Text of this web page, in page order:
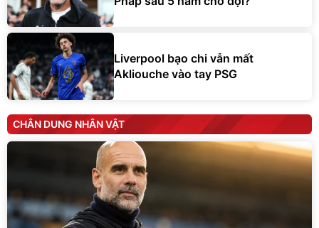
Liverpool bạo chi vẫn mất
Akliouche vào tay PSG
CHÂN DUNG NHÂN VẬT